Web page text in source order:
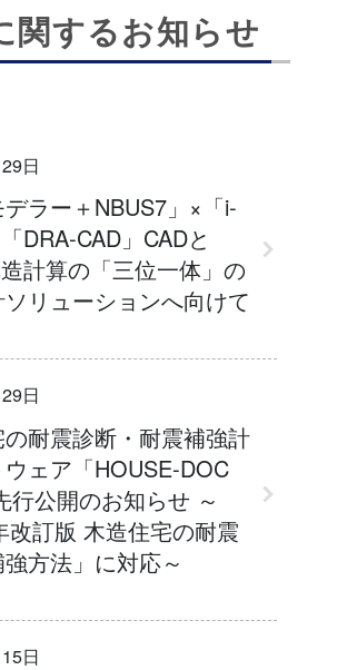
関するお知らせ
日
デラー＋NBUS7」×「i-
DRA-CAD」CADと
計算の「三位一体」の
リューションへ向けて
日
耐震診断・耐震補強計
ェア「HOUSE-DOC
行公開のお知らせ ～
改訂版 木造住宅の耐震
方法」に対応～
日